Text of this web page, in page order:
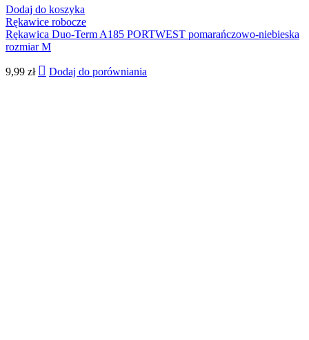
Dodaj do koszyka
Rękawice robocze
Rękawica Duo-Term A185 PORTWEST pomarańczowo-niebieska
rozmiar M
9,99 zł Dodaj do porówniania